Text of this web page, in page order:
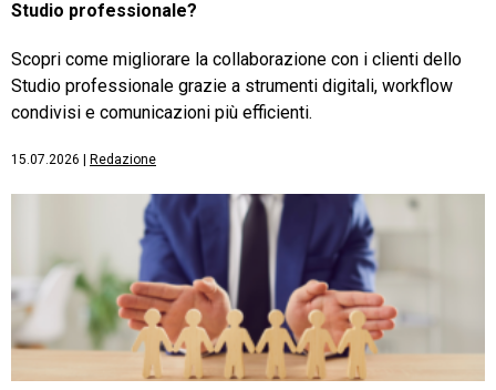
Studio professionale?
Scopri come migliorare la collaborazione con i clienti dello
Studio professionale grazie a strumenti digitali, workflow
condivisi e comunicazioni più efficienti.
15.07.2026 | Redazione